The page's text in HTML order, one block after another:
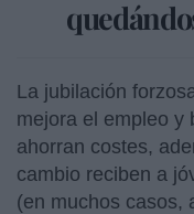
La jubilación
mejora el empleo y
ahorran costes,
cambio reciben a
(en muchos casos,